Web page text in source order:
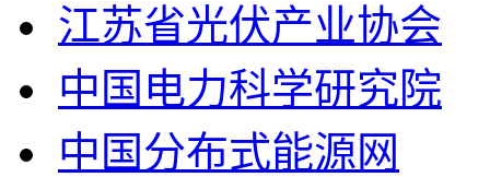
江苏省光伏产业协会
中国电力科学研究院
中国分布式能源网